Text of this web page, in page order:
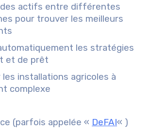
des actifs entre différentes
pour trouver les meilleurs
les stratégies
et de prêt
les installations agricoles à
complexe
(parfois appelée « DeFAI« )